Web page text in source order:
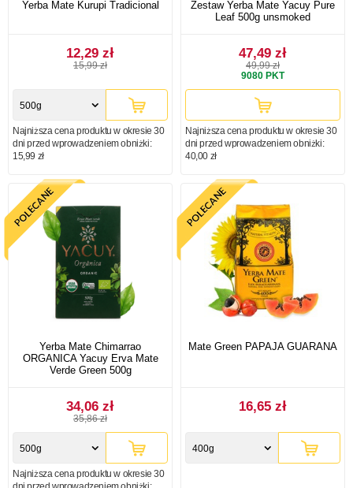
Yerba Mate Kurupi Tradicional
12,29 zł
15,99 zł
500g
Najniższa cena produktu w okresie 30
dni przed wprowadzeniem obniżki:
15,99 zł
Zestaw Yerba Mate Yacuy Pure
Leaf 500g unsmoked
47,49 zł
49,99 zł
9080 PKT
Najniższa cena produktu w okresie 30
dni przed wprowadzeniem obniżki:
40,00 zł
Yerba Mate Chimarrao
ORGANICA Yacuy Erva Mate
Verde Green 500g
34,06 zł
35,86 zł
500g
Najniższa cena produktu w okresie 30
Mate Green PAPAJA GUARANA
16,65 zł
400g